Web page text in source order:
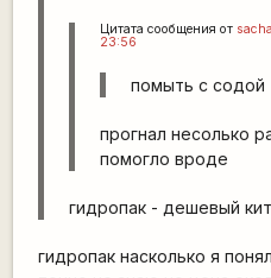
Цитата сообщения от sacha
23:56
помыть с содой
прогнал несолько
помогло вроде
гидропак - дешевый
гидропак насколько я